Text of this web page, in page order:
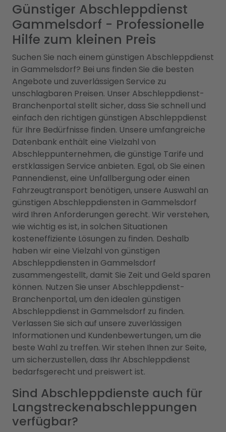
Günstiger Abschleppdienst
Gammelsdorf - Professionelle
Hilfe zum kleinen Preis
Suchen Sie nach einem günstigen Abschleppdienst
in Gammelsdorf? Bei uns finden Sie die besten
Angebote und zuverlässigen Service zu
unschlagbaren Preisen. Unser Abschleppdienst-
Branchenportal stellt sicher, dass Sie schnell und
einfach den richtigen günstigen Abschleppdienst
für Ihre Bedürfnisse finden. Unsere umfangreiche
Datenbank enthält eine Vielzahl von
Abschleppunternehmen, die günstige Tarife und
erstklassigen Service anbieten. Egal, ob Sie einen
Pannendienst, eine Unfallbergung oder einen
Fahrzeugtransport benötigen, unsere Auswahl an
günstigen Abschleppdiensten in Gammelsdorf
wird Ihren Anforderungen gerecht. Wir verstehen,
wie wichtig es ist, in solchen Situationen
kosteneffiziente Lösungen zu finden. Deshalb
haben wir eine Vielzahl von günstigen
Abschleppdiensten in Gammelsdorf
zusammengestellt, damit Sie Zeit und Geld sparen
können. Nutzen Sie unser Abschleppdienst-
Branchenportal, um den idealen günstigen
Abschleppdienst in Gammelsdorf zu finden.
Verlassen Sie sich auf unsere zuverlässigen
Informationen und Kundenbewertungen, um die
beste Wahl zu treffen. Wir stehen Ihnen zur Seite,
um sicherzustellen, dass Ihr Abschleppdienst
bedarfsgerecht und preiswert ist.
Sind Abschleppdienste auch für
Langstreckenabschleppungen
verfügbar?